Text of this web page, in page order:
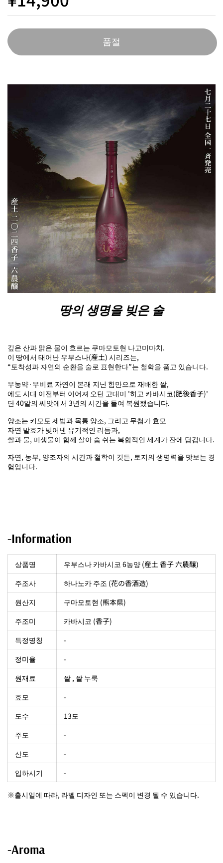
품절
땅의 생명을 빚은 술
깊은 산과 맑은 물이 흐르는 쿠마모토현 나고미마치.
이 땅에서 태어난 우부스나(産土) 시리즈는,
“토착성과 자연의 순환을 술로 표현한다”는 철학을 품고 있습니다.
무농약·무비료 자연이 본래 지닌 힘만으로 재배한 쌀,
에도 시대 이전부터 이어져 오던 고대미 '히고 카바시코(肥後香子)'
단 40알의 씨앗에서 3년의 시간을 들여 복원했습니다.
양조는 키모토 제법과 목통 양조, 그리고 무첨가 효모
자연 발효가 빚어낸 유기적인 리듬과,
쌀과 물, 미생물이 함께 살아 숨 쉬는 복합적인 세계가 잔에 담깁니다.
자연, 농부, 양조자의 시간과 철학이 깃든, 토지의 생명력을 맛보는 경
험입니다.
-Information
상품명
우부스나 카바시코 6농양 (産土 香子 六農醸)
주조사
하나노카 주조 (花の香酒造)
원산지
구마모토현 (熊本県)
주조미
카바시코 (香子)
특정명칭
-
정미율
-
원재료
쌀 , 쌀 누룩
효모
-
도수
13도
주도
-
산도
-
입하시기
-
※출시일에 따라, 라벨 디자인 또는 스펙이 변경 될 수 있습니다.
-Aroma